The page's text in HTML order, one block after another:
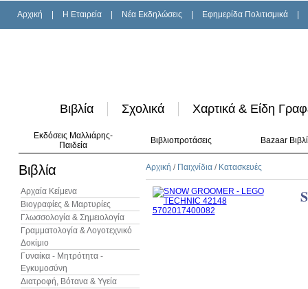
Αρχική H Εταιρεία Νέα Εκδηλώσεις Εφημερίδα Πολιτισμικά
Βιβλία Σχολικά Χαρτικά & Είδη
Εκδόσεις Μαλλιάρης-
Παιδεία
Βιβλιοπροτάσεις Bazaar
Βιβλία
Αρχαία Κείμενα
Βιογραφίες & Μαρτυρίες
Γλωσσολογία & Σημειολογία
Γραμματολογία & Λογοτεχνικό
Δοκίμιο
Γυναίκα - Μητρότητα -
Εγκυμοσύνη
Διατροφή, Βότανα & Υγεία
Αρχική / Παιχνίδια / Κατασκευές